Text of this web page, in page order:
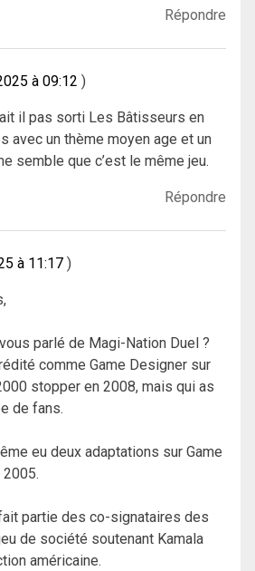
Répondre
à 09:12
il pas sorti Les Bâtisseurs en
avec un thème moyen age et un
semble que c’est le même jeu.
Répondre
à 11:17
parlé de Magi-Nation Duel ?
comme Game Designer sur
stopper en 2008, mais qui as
de fans.
eu deux adaptations sur Game
2005.
partie des co-signataires des
de société soutenant Kamala
américaine.